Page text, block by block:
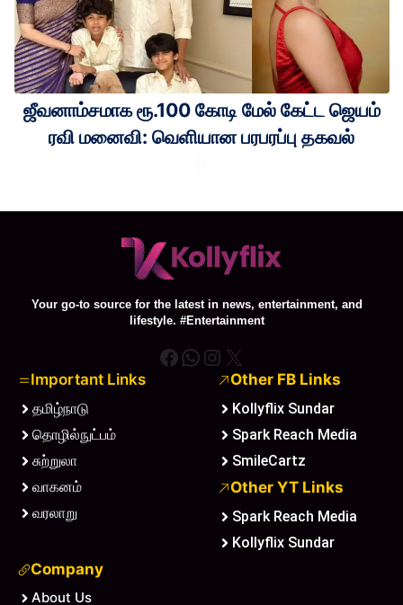
ஜீவனாம்சமாக ரூ.100 கோடி மேல் கேட்ட ஜெயம்
ரவி மனைவி: வெளியான பரபரப்பு தகவல்
Your go-to source for the latest in news, entertainment, and
lifestyle. #Entertainment
Facebook
WhatsApp
Instagram
X
Important Links
தமிழ்நாடு
தொழில்நுட்பம்
சுற்றுலா
வாகனம்
வரலாறு
Other FB Links
Kollyflix Sundar
Spark Reach Media
SmileCartz
Other YT Links
Spark Reach Media
Kollyflix Sundar
Company
About Us